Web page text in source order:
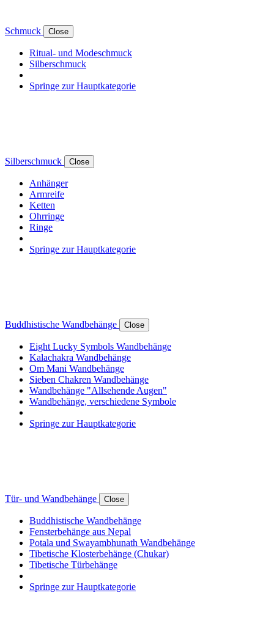
Schmuck Close
Ritual- und Modeschmuck
Silberschmuck
Springe zur Hauptkategorie
Silberschmuck Close
Anhänger
Armreife
Ketten
Ohrringe
Ringe
Springe zur Hauptkategorie
Buddhistische Wandbehänge Close
Eight Lucky Symbols Wandbehänge
Kalachakra Wandbehänge
Om Mani Wandbehänge
Sieben Chakren Wandbehänge
Wandbehänge "Allsehende Augen"
Wandbehänge, verschiedene Symbole
Springe zur Hauptkategorie
Tür- und Wandbehänge Close
Buddhistische Wandbehänge
Fensterbehänge aus Nepal
Potala und Swayambhunath Wandbehänge
Tibetische Klosterbehänge (Chukar)
Tibetische Türbehänge
Springe zur Hauptkategorie